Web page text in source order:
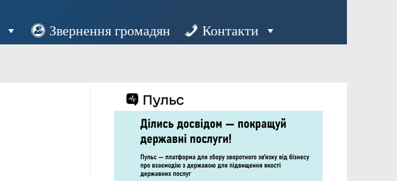
Звернення громадян Контакти